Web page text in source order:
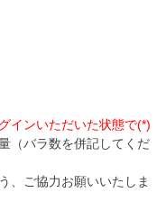
インいただいた状態で(*)
（バラ数を併記してくだ
、ご協力お願いいたしま